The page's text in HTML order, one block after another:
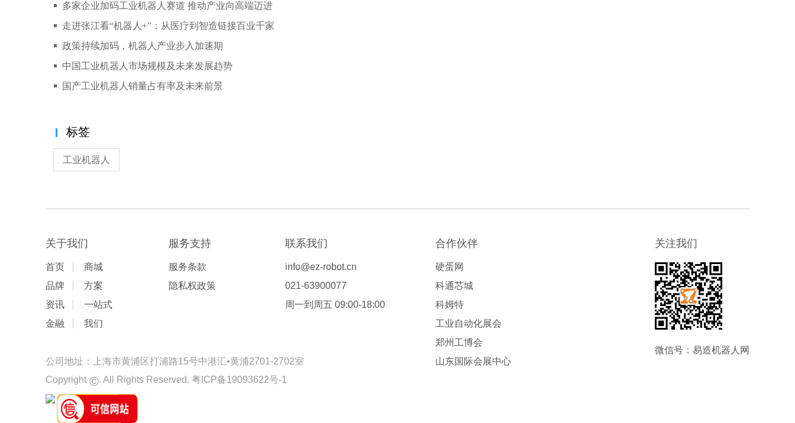
多家企业加码工业机器人赛道 推动产业向高端迈进
走进张江看“机器人+”：从医疗到智造链接百业千家
政策持续加码，机器人产业步入加速期
中国工业机器人市场规模及未来发展趋势
国产工业机器人销量占有率及未来前景
标签
工业机器人
关于我们
首页
商城
品牌
方案
资讯
一站式
金融
我们
服务支持
服务条款
隐私权政策
联系我们
info@ez-robot.cn
021-63900077
周一到周五 09:00-18:00
合作伙伴
硬蛋网
科通芯城
科姆特
工业自动化展会
郑州工博会
山东国际会展中心
关注我们
微信号：易造机器人网
公司地址：上海市黄浦区打浦路15号中港汇•黄浦2701-2702室
Copyright ©. All Rights Reserved. 粤ICP备19093622号-1